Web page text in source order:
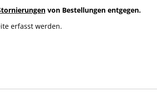
von Bestellungen entgegen.
erfasst werden.